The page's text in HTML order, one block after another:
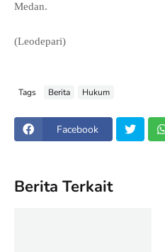
Medan.
(Leodepari)
Tags Berita Hukum
Facebook
Berita Terkait